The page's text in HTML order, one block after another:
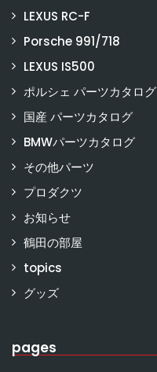
LEXUS RC-F
Porsche 991/718
LEXUS IS500
ポルシェ パーツカタログ
国産 パーツカタログ
BMWパーツカタログ
その他パーツ
プロダクツ
お知らせ
鶴田の部屋
topics
グッズ
pages